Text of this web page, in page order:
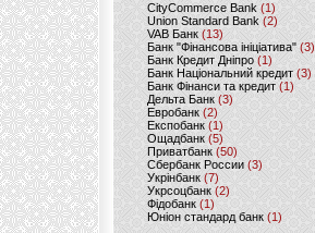
CityCommerce Bank (1)
Union Standard Bank (2)
VAB Банк (13)
Банк "Фінансова ініціатива" (3)
Банк Кредит Дніпро (1)
Банк Національний кредит (3)
Банк Фінанси та кредит (1)
Дельта Банк (3)
Евробанк(2)
Експобанк (1)
Ощадбанк(5)
Приватбанк (50)
Сбербанк России (3)
Укрінбанк(7)
Укрсоцбанк (2)
Фідобанк (1)
Юніон стандард банк(1)